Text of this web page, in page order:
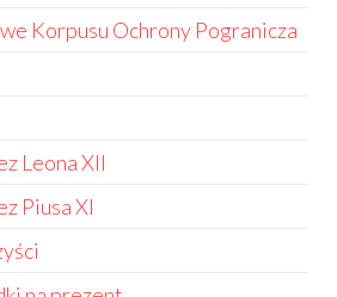
Korpusu Ochrony Pogranicza
Leona XII
Piusa XI